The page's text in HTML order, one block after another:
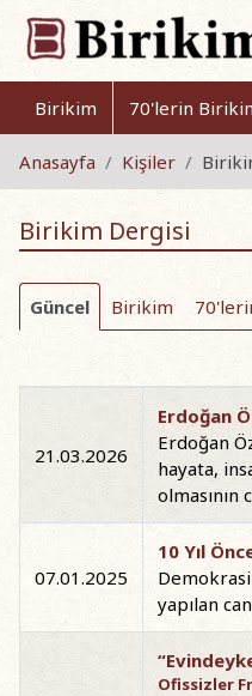
Birikim 70'lerin
Anasayfa Kişiler
Birikim Dergisi
Güncel Birikim
21.03.2026
Erdoğan
Erdoğan
hayata,
07.01.2025
10 Yıl
yapılan
Ofissizler